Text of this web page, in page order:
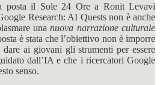
posta il Sole 24 Ore a Ronit Levavi
Research: AI Quests non è anche
unanuova narrazione culturale
è stata che l’obiettivo non è imporre
ai giovani gli strumenti per essere
dall’IA e che i ricercatori Google
senso.